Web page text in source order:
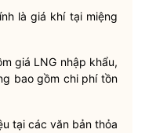
là giá khí tại miệng
giá LNG nhập khẩu,
bao gồm chi phítồn
tại các văn bản thỏa